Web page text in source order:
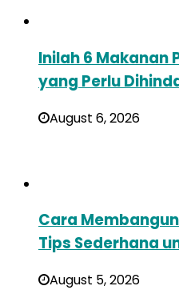
Inilah 6 Makanan
yang Perlu
August 6, 2026
Cara
Tips Sederhana
August 5, 2026